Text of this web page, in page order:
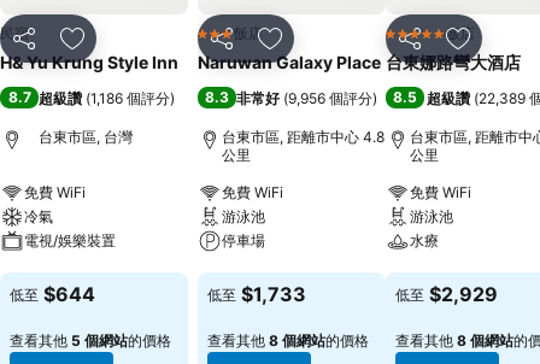
分享 加入我的最愛
民宿
H& Yu Krung Style Inn
8.7 超級讚 (1,186 個評分)
台東市區, 台灣
免費 WiFi
冷氣
電視/娛樂裝置
查看價格
低至 $644
查看其他 5 個網站的價格
分享 加入我的最愛
3 星級飯店
Naruwan Galaxy Place
8.3 非常好 (9,956 個評分)
台東市區, 距離市中心 4.8
公里
免費 WiFi
游泳池
停車場
查看價格
低至 $1,733
查看其他 8 個網站的價格
分享 加入我的
5 星級 飯店
台東娜路彎大酒店
8.5 超級讚 (22,389
台東市區, 距離市中
公里
免費 WiFi
游泳池
水療
查看價格
低至 $2,929
查看其他 8 個網站的